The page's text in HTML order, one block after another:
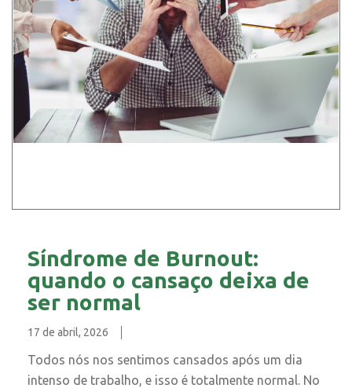
Síndrome de Burnout:
quando o cansaço deixa de
ser normal
17 de abril, 2026
Todos nós nos sentimos cansados após um dia
intenso de trabalho, e isso é totalmente normal. No